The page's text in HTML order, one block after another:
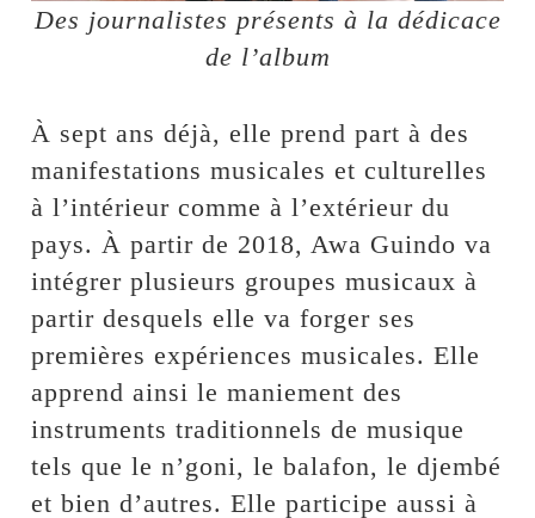
Des journalistes présents à la dédicace
de l’album
À sept ans déjà, elle prend part à des
manifestations musicales et culturelles
à l’intérieur comme à l’extérieur du
pays. À partir de 2018, Awa Guindo va
intégrer plusieurs groupes musicaux à
partir desquels elle va forger ses
premières expériences musicales. Elle
apprend ainsi le maniement des
instruments traditionnels de musique
tels que le n’goni, le balafon, le djembé
et bien d’autres. Elle participe aussi à